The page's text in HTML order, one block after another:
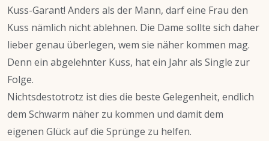
Kuss-Garant! Anders als der Mann, darf eine Frau den
Kuss nämlich nicht ablehnen. Die Dame sollte sich daher
lieber genau überlegen, wem sie näher kommen mag.
Denn ein abgelehnter Kuss, hat ein Jahr als Single zur
Folge.
Nichtsdestotrotz ist dies die beste Gelegenheit, endlich
dem Schwarm näher zu kommen und damit dem
eigenen Glück auf die Sprünge zu helfen.